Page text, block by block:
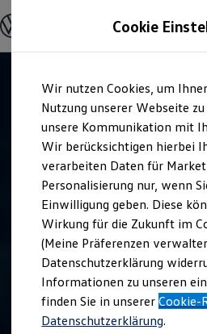
Hauptinhalt
springen
Footer
springen
Modelle & Konfigurator
Nutzfahrzeugkategorien
Modelle konfigurieren
Vorgängermodelle und
Vorgängermodelle
Oldtimer
Bulli Historie
Branchenlösungen &
Umbaulösungen und
Auf- und Umbauten
Groß- und Sonderkunden
Großkunden
Kommunen &
Journalisten
Sportvereine
Branchenlösungen
Bau & Handwerk
Gewerbliche
Service & mobile
Kurier, Logistik &
Cookie
Wir nutzen Cookies, um
Nutzung unserer Webseite
unsere Kommunikation mit
Wir berücksichtigen hierbei
verarbeiten Daten für
Personalisierung nur, wenn
Einwilligung geben. Diese
Wirkung für die Zukunft im
(Meine Präferenzen
Datenschutzerklärung
Informationen zu unseren
finden Sie in unsererCookie-
Datenschutzerklärung.